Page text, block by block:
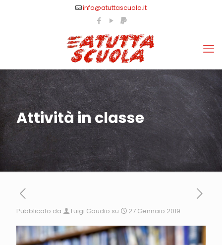
info@atuttascuola.it
Attività in classe
Pubblicato da Luigi Gaudio su 27 Gennaio 2019